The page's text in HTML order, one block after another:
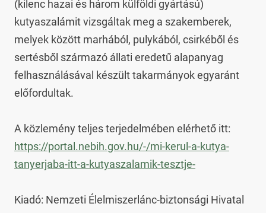
(kilenc hazai és három külföldi gyártású)
kutyaszalámit vizsgáltak meg a szakemberek,
melyek között marhából, pulykából, csirkéből és
sertésből származó állati eredetű alapanyag
felhasználásával készült takarmányok egyaránt
előfordultak.
https://portal.nebih.gov.hu/-/mi-kerul-a-kutya-
tanyerjaba-itt-a-kutyaszalamik-tesztje-
Kiadó: Nemzeti Élelmiszerlánc-biztonsági Hivatal